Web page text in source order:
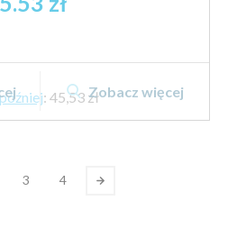
: 45,53 złZobacz więcej
3 4